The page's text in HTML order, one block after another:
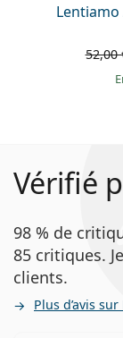
Lentiamo
52,00
Vérifié
98 % de
85 critiques.
clients.
Plus d’avis